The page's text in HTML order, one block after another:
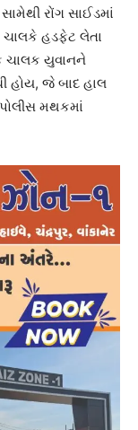
રોંગ સાઈડમાં
ચાલકે હડફેટ લેતા
ચાલક યુવાનને
હોય, જે બાદ હાલ
મથકમાં